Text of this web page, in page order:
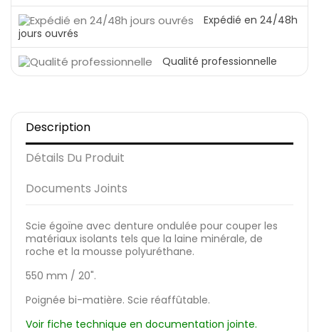
Expédié en 24/48h
jours ouvrés
Qualité professionnelle
Description
Détails Du Produit
Documents Joints
Scie égoïne avec denture ondulée pour couper les
matériaux isolants tels que la laine minérale, de
roche et la mousse polyuréthane.
550 mm / 20".
Poignée bi-matière. Scie réaffûtable.
Voir fiche technique en documentation jointe.